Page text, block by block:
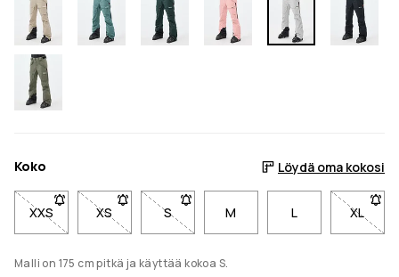
Koko Löydä oma kokosi
XXS- Koko XXS ei ole saatavilla. Napsauta saadaksesi
XS- Koko XS ei ole saatavilla. Napsauta saadaksesi
S- Koko S ei ole saatavilla. Napsauta
M L XL- Koko
Malli on 175 cm pitkä ja käyttää kokoa S.